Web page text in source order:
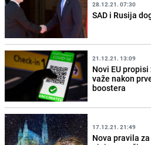
28.12.21. 07:30
SAD i Rusija
21.12.21. 13:09
Novi EU
važe nakon
boostera
17.12.21. 21:49
Nova pravila